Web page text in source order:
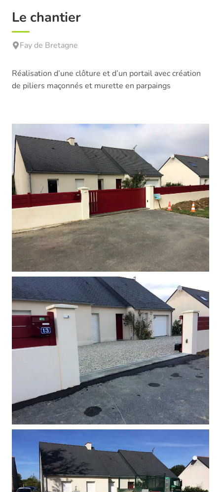
Le chantier
Fay de Bretagne
Réalisation d’une clôture et d’un portail avec création
de piliers maçonnés et murette en parpaings